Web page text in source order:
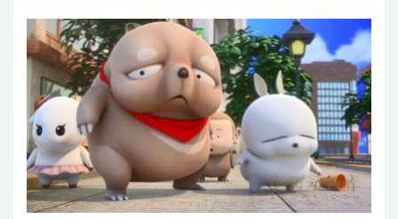
第37集 没病走两步
第38集 形式化是没用的
第39集 搓个澡如何？
第40集 众乐乐不如独乐乐
第41集 真免费还是？
第42集 仪式感还是很重要的
第43集 hero!正义的伙伴
第44集 唉，贫穷使我理智
第45集 天上一般只掉陷阱
第46集 公司团建